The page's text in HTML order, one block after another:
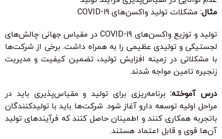
مثال: مشکلات تولید واکسن‌های COVID-19
تولید و توزیع واکسن‌های COVID-19 در مقیاس جهانی چالش‌های
لجستیکی و تولیدی عظیمی را به همراه داشت. برخی از شرکت‌ها
با مشکلاتی در زمینه افزایش تولید، تضمین کیفیت و مدیریت
زنجیره تامین مواجه شدند.
درس آموخته:برنامه‌ریزی برای تولید و مقیاس‌پذیری باید در
مراحل اولیه توسعه دارو آغاز شود. شرکت‌ها باید با تولیدکنندگان
باتجربه همکاری کنند و اطمینان حاصل کنند که فرآیندهای تولید
آن‌ها قوی و قابل اعتماد هستند.